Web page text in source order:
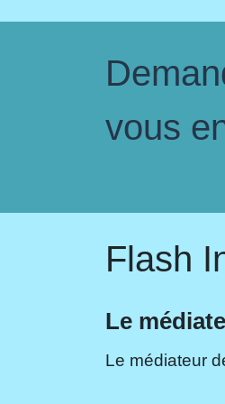
vous
Flash
Le
Le médiateur